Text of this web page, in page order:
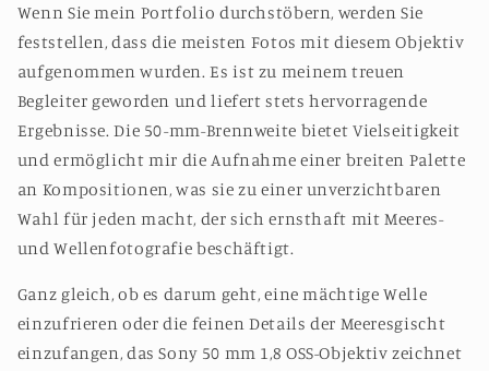
Wenn Sie mein Portfolio durchstöbern, werden Sie
feststellen, dass die meisten Fotos mit diesem Objektiv
aufgenommen wurden. Es ist zu meinem treuen
Begleiter geworden und liefert stets hervorragende
Ergebnisse. Die 50-mm-Brennweite bietet Vielseitigkeit
und ermöglicht mir die Aufnahme einer breiten Palette
an Kompositionen, was sie zu einer unverzichtbaren
Wahl für jeden macht, der sich ernsthaft mit Meeres-
und Wellenfotografie beschäftigt.
Ganz gleich, ob es darum geht, eine mächtige Welle
einzufrieren oder die feinen Details der Meeresgischt
einzufangen, das Sony 50 mm 1,8 OSS-Objektiv zeichnet